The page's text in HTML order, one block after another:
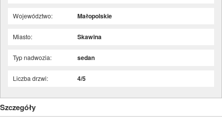
Województwo: Małopolskie
Miasto: Skawina
Typ nadwozia: sedan
Liczba drzwi: 4/5
Szczegóły